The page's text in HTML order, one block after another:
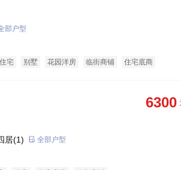
部户型
宅 别墅 花园洋房 临街商铺 住宅底商
6300
居(1) 全部户型